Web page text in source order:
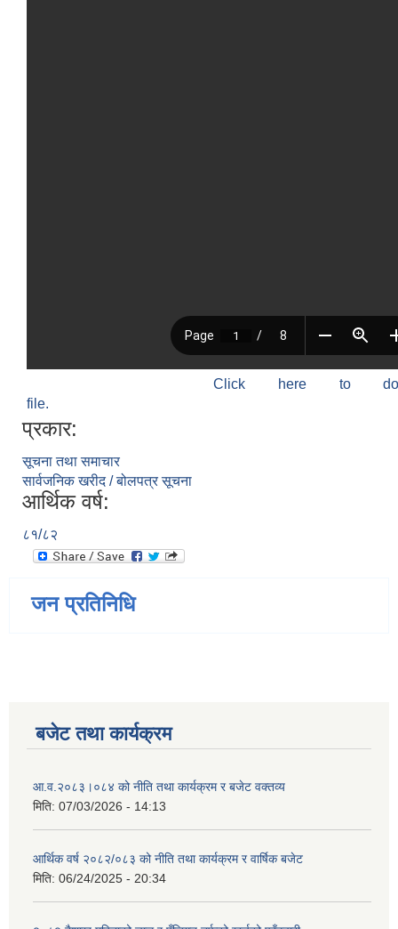
Click here to
file.
प्रकार:
सूचना तथा समाचार
सार्वजनिक खरीद / बोलपत्र सूचना
आर्थिक वर्ष:
८१/८२
जन प्रतिनिधि
बजेट तथा कार्यक्रम
आ.व.२०८३।०८४ को नीति तथा कार्यक्रम र बजेट वक्तव्य
मिति: 07/03/2026 - 14:13
आर्थिक वर्ष २०८२/०८३ को नीति तथा कार्यक्रम र वार्षिक बजेट
मिति: 06/24/2025 - 20:34